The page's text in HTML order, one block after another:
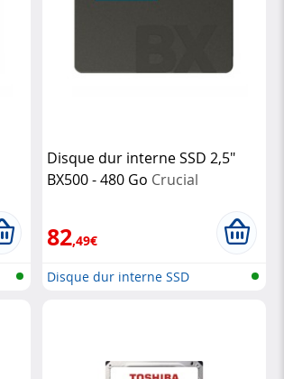
Disque dur interne SSD 2,5"
BX500 - 480 Go Crucial
82,49€
Disque dur interne SSD